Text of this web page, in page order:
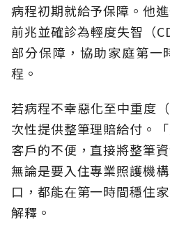
病程初期就給予保障。他
前兆並確診為輕度失智（
部分保障，協助家庭第一
程。
若病程不幸惡化至中重度
次性提供整筆理賠給付。
客戶的不便，直接將整筆
無論是要入住專業照護機
口，都能在第一時間穩住
解釋。